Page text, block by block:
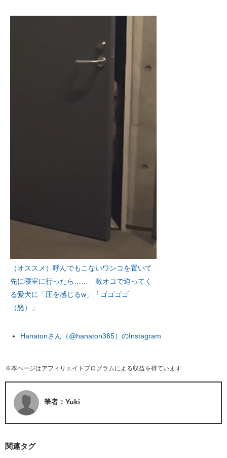
（オススメ）呼んでもこないワンコを置いて
先に寝室に行ったら…… 激オコで迫ってく
る愛犬に「圧を感じるw」「ゴゴゴゴ
（怒）」
Hanatonさん（@hanaton365）のInstagram
※本ページはアフィリエイトプログラムによる収益を得ています
筆者：Yuki
関連タグ